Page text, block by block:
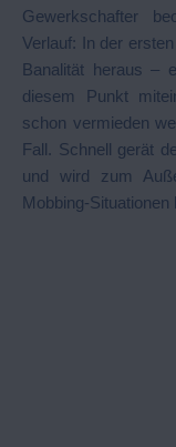
Gewerkschafter
Verlauf: In der
Banalität heraus –
diesem Punkt
schon vermieden
Fall. Schnell gerät
und wird zum
Mobbing-Situationen